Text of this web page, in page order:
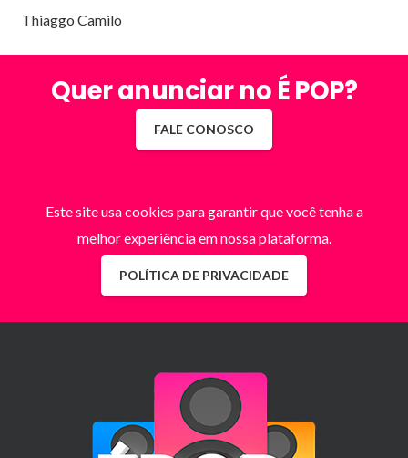
Thiaggo Camilo
Quer anunciar no É POP?
FALE CONOSCO
Este site usa cookies para garantir que você tenha a
melhor experiência em nossa plataforma.
POLÍTICA DE PRIVACIDADE